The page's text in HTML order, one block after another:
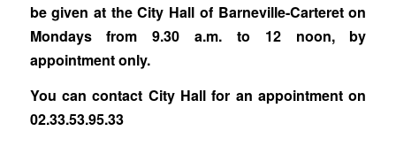
be given at the City Hall of Barneville-Carteret on
Mondays from 9.30 a.m. to 12 noon, by
appointment only.
You can contact City Hall for an appointment on
02.33.53.95.33